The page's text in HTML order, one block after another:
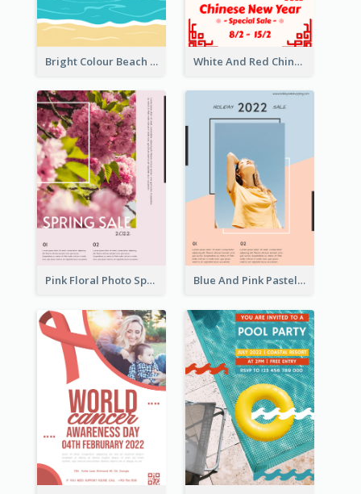
Bright Colour Beach Party Graphic Poster 2020 White And Red Chinese New Year Sale Poster
Pink Floral Photo Spring Sale Poster Blue And Pink Pastel Minimal Sale Poster